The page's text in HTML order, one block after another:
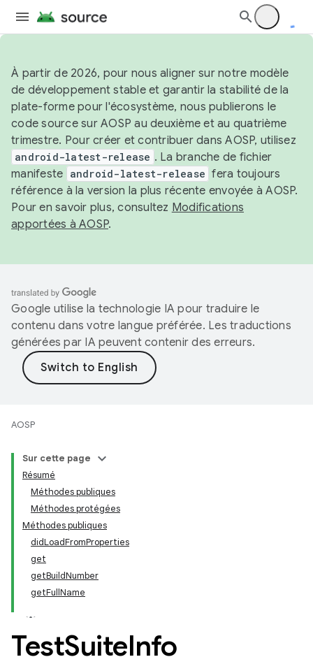
À partir de 2026, pour nous aligner sur notre modèle
de développement stable et garantir la stabilité de la
plate-forme pour l'écosystème, nous publierons le
code source sur AOSP au deuxième et au quatrième
trimestre. Pour créer et contribuer dans AOSP, utilisez
android-latest-release . La branche de fichier
manifeste android-latest-release fera toujours
référence à la version la plus récente envoyée à AOSP.
Pour en savoir plus, consultez Modifications
apportées à AOSP.
Google utilise la technologie IA pour traduire le
contenu dans votre langue préférée. Les traductions
générées par IA peuvent contenir des erreurs.
AOSP
Sur cette page
Résumé
Méthodes publiques
Méthodes protégées
Méthodes publiques
didLoadFromProperties
get
getBuildNumber
getFullName
TestSuiteInfo